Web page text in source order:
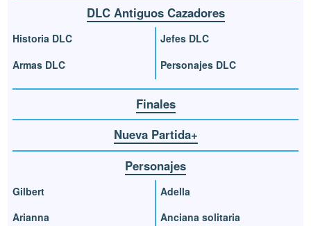
DLC Antiguos Cazadores
Historia DLC
Armas DLC
Jefes DLC
Personajes DLC
Finales
Nueva Partida+
Personajes
Gilbert
Arianna
Adella
Anciana solitaria